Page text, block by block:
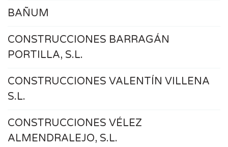
BAÑUM
CONSTRUCCIONES BARRAGÁN
PORTILLA, S.L.
CONSTRUCCIONES VALENTÍN VILLENA
S.L.
CONSTRUCCIONES VÉLEZ
ALMENDRALEJO, S.L.